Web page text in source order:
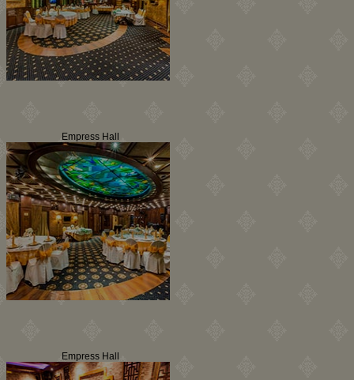
Empress Hall
Empress Hall